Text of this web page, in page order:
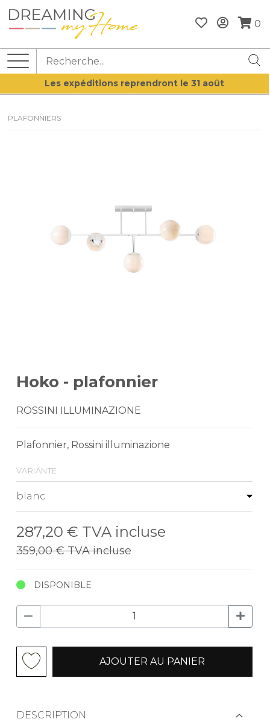
0
Les expéditions reprendront le 31 août
PLAFONNIERS
Hoko - plafonnier
ROSSINI ILLUMINAZIONE
Plafonnier, Rossini illuminazione
variante
287,20 € TVA incluse
359,00 €TVA incluse
DISPONIBLE
AJOUTER AU PANIER
DESCRIPTION